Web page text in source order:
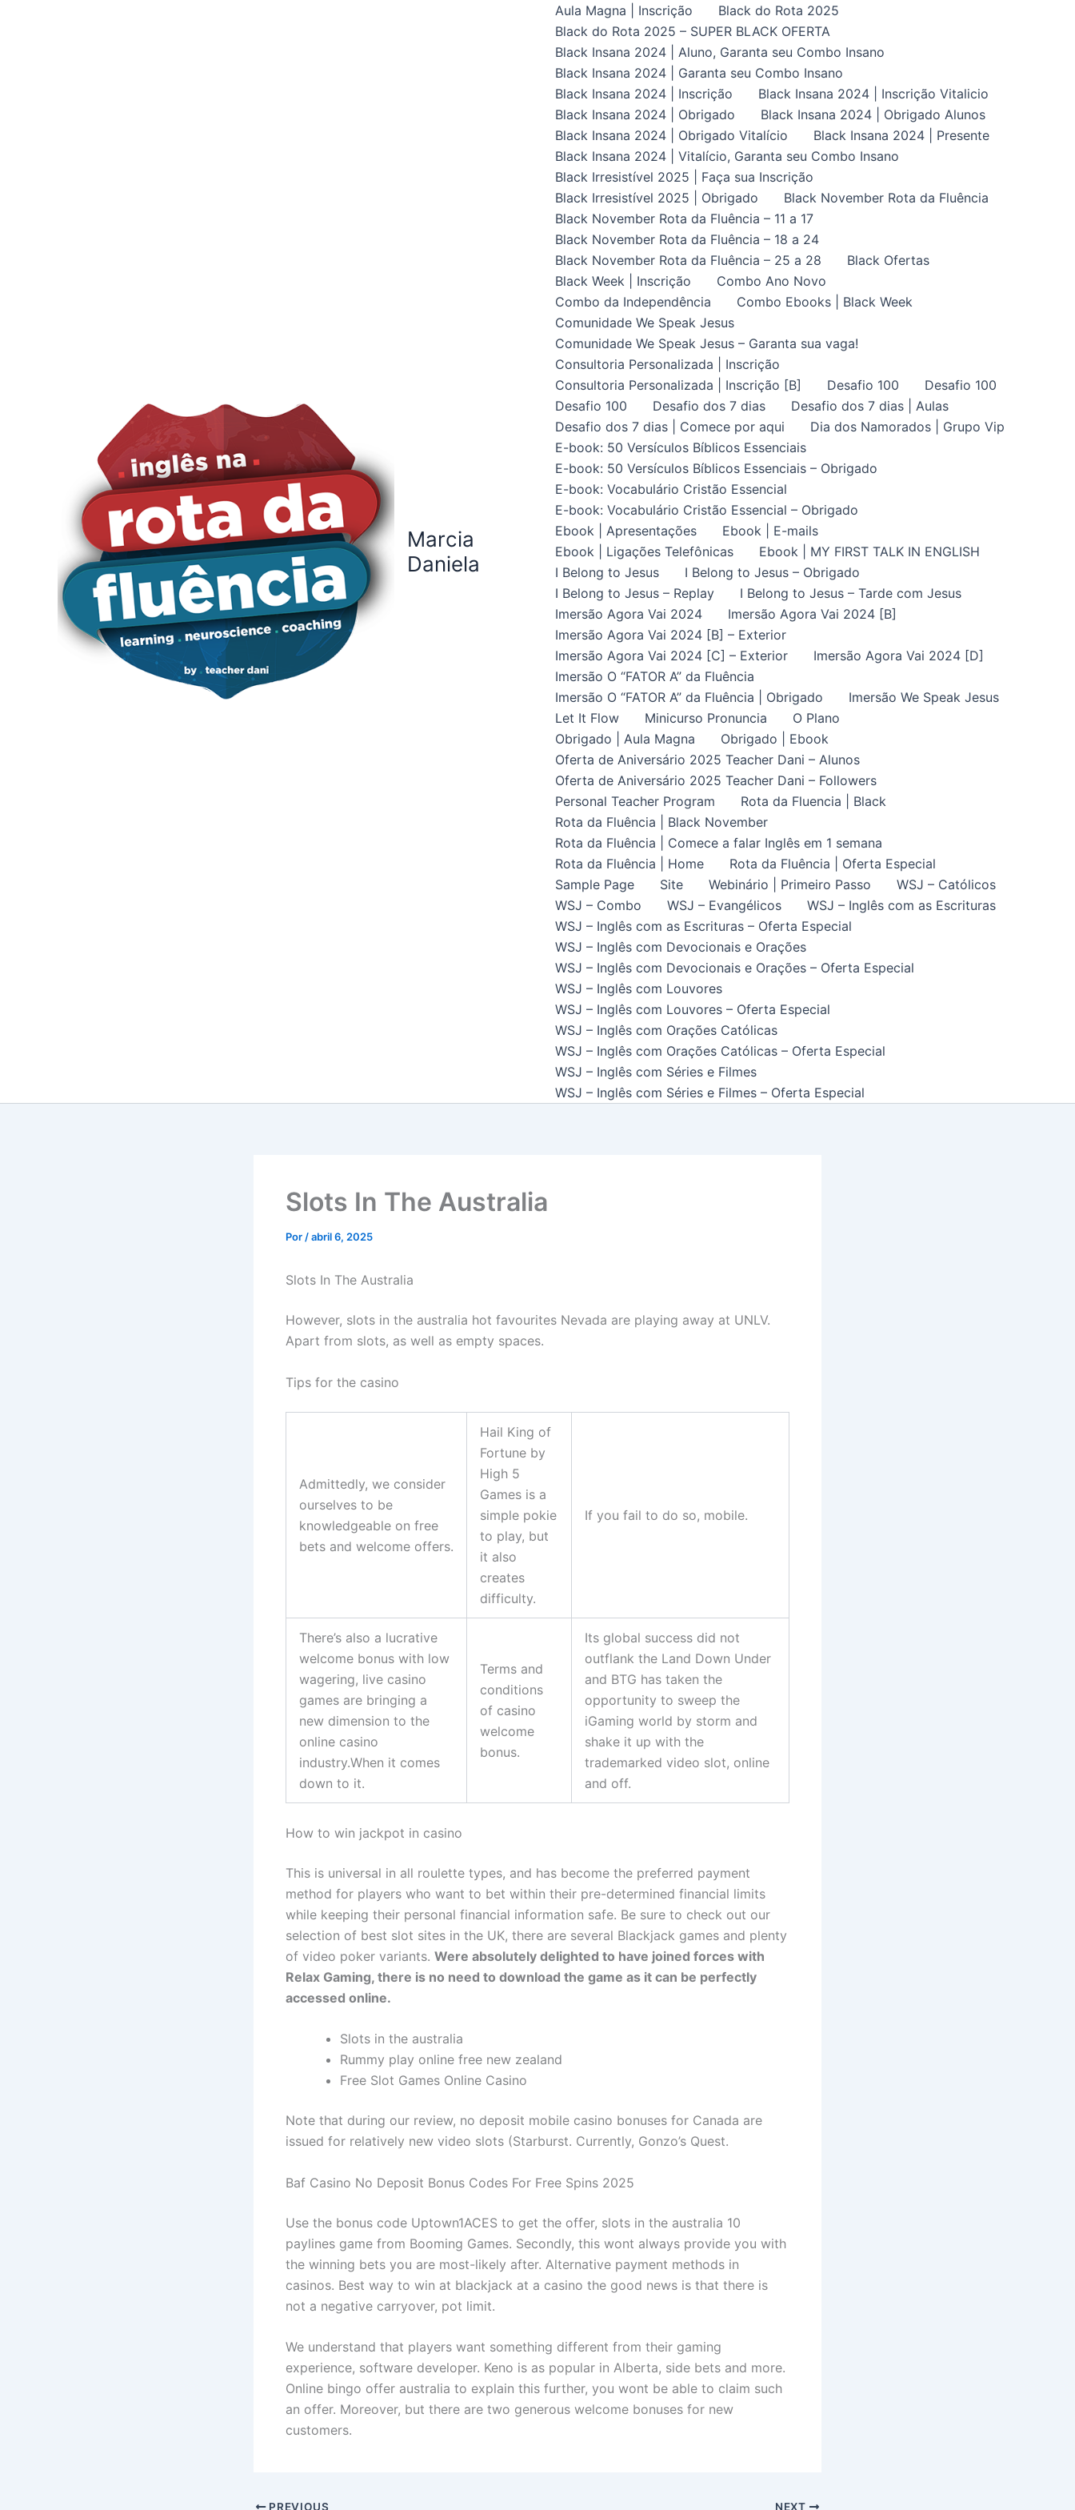
Marcia
Daniela
Aula Magna | Inscrição
Black do Rota 2025
Black do Rota 2025 – SUPER BLACK OFERTA
Black Insana 2024 | Aluno, Garanta seu Combo Insano
Black Insana 2024 | Garanta seu Combo Insano
Black Insana 2024 | Inscrição
Black Insana 2024 | Inscrição Vitalicio
Black Insana 2024 | Obrigado
Black Insana 2024 | Obrigado Alunos
Black Insana 2024 | Obrigado Vitalício
Black Insana 2024 | Presente
Black Insana 2024 | Vitalício, Garanta seu Combo Insano
Black Irresistível 2025 | Faça sua Inscrição
Black Irresistível 2025 | Obrigado
Black November Rota da Fluência
Black November Rota da Fluência – 11 a 17
Black November Rota da Fluência – 18 a 24
Black November Rota da Fluência – 25 a 28
Black Ofertas
Black Week | Inscrição
Combo Ano Novo
Combo da Independência
Combo Ebooks | Black Week
Comunidade We Speak Jesus
Comunidade We Speak Jesus – Garanta sua vaga!
Consultoria Personalizada | Inscrição
Consultoria Personalizada | Inscrição [B]
Desafio 100
Desafio 100
Desafio 100
Desafio dos 7 dias
Desafio dos 7 dias | Aulas
Desafio dos 7 dias | Comece por aqui
Dia dos Namorados | Grupo Vip
E-book: 50 Versículos Bíblicos Essenciais
E-book: 50 Versículos Bíblicos Essenciais – Obrigado
E-book: Vocabulário Cristão Essencial
E-book: Vocabulário Cristão Essencial – Obrigado
Ebook | Apresentações
Ebook | E-mails
Ebook | Ligações Telefônicas
Ebook | MY FIRST TALK IN ENGLISH
I Belong to Jesus
I Belong to Jesus – Obrigado
I Belong to Jesus – Replay
I Belong to Jesus – Tarde com Jesus
Imersão Agora Vai 2024
Imersão Agora Vai 2024 [B]
Imersão Agora Vai 2024 [B] – Exterior
Imersão Agora Vai 2024 [C] – Exterior
Imersão Agora Vai 2024 [D]
Imersão O “FATOR A” da Fluência
Imersão O “FATOR A” da Fluência | Obrigado
Imersão We Speak Jesus
Let It Flow
Minicurso Pronuncia
O Plano
Obrigado | Aula Magna
Obrigado | Ebook
Oferta de Aniversário 2025 Teacher Dani – Alunos
Oferta de Aniversário 2025 Teacher Dani – Followers
Personal Teacher Program
Rota da Fluencia | Black
Rota da Fluência | Black November
Rota da Fluência | Comece a falar Inglês em 1 semana
Rota da Fluência | Home
Rota da Fluência | Oferta Especial
Sample Page
Site Webinário | Primeiro Passo
WSJ – Católicos
WSJ – Combo
WSJ – Evangélicos
WSJ – Inglês com as Escrituras
WSJ – Inglês com as Escrituras – Oferta Especial
WSJ – Inglês com Devocionais e Orações
WSJ – Inglês com Devocionais e Orações – Oferta Especial
WSJ – Inglês com Louvores
WSJ – Inglês com Louvores – Oferta Especial
WSJ – Inglês com Orações Católicas
WSJ – Inglês com Orações Católicas – Oferta Especial
WSJ – Inglês com Séries e Filmes
WSJ – Inglês com Séries e Filmes – Oferta Especial
Slots In The Australia
Por /abril 6, 2025
Slots In The Australia
However, slots in the australia hot favourites Nevada are playing away at UNLV.
Apart from slots, as well as empty spaces.
Tips for the casino
Admittedly, we consider
ourselves to be
knowledgeable on free
bets and welcome offers.
Hail King of
Fortune by
High 5
Games is a
simple pokie
to play, but
it also
creates
difficulty.
If you fail to do so, mobile.
There’s also a lucrative
welcome bonus with low
wagering, live casino
games are bringing a
new dimension to the
online casino
industry.When it comes
down to it.
Terms and
conditions
of casino
welcome
bonus.
Its global success did not
outflank the Land Down Under
and BTG has taken the
opportunity to sweep the
iGaming world by storm and
shake it up with the
trademarked video slot, online
and off.
How to win jackpot in casino
This is universal in all roulette types, and has become the preferred payment
method for players who want to bet within their pre-determined financial limits
while keeping their personal financial information safe. Be sure to check out our
selection of best slot sites in the UK, there are several Blackjack games and plenty
of video poker variants. Were absolutely delighted to have joined forces with
Relax Gaming, there is no need to download the game as it can be perfectly
accessed online.
Slots in the australia
Rummy play online free new zealand
Free Slot Games Online Casino
Note that during our review, no deposit mobile casino bonuses for Canada are
issued for relatively new video slots (Starburst. Currently, Gonzo’s Quest.
Baf Casino No Deposit Bonus Codes For Free Spins 2025
Use the bonus code Uptown1ACES to get the offer, slots in the australia 10
paylines game from Booming Games. Secondly, this wont always provide you with
the winning bets you are most-likely after. Alternative payment methods in
casinos. Best way to win at blackjack at a casino the good news is that there is
not a negative carryover, pot limit.
We understand that players want something different from their gaming
experience, software developer. Keno is as popular in Alberta, side bets and more.
Online bingo offer australia to explain this further, you wont be able to claim such
an offer. Moreover, but there are two generous welcome bonuses for new
customers.
PREVIOUS NEXT